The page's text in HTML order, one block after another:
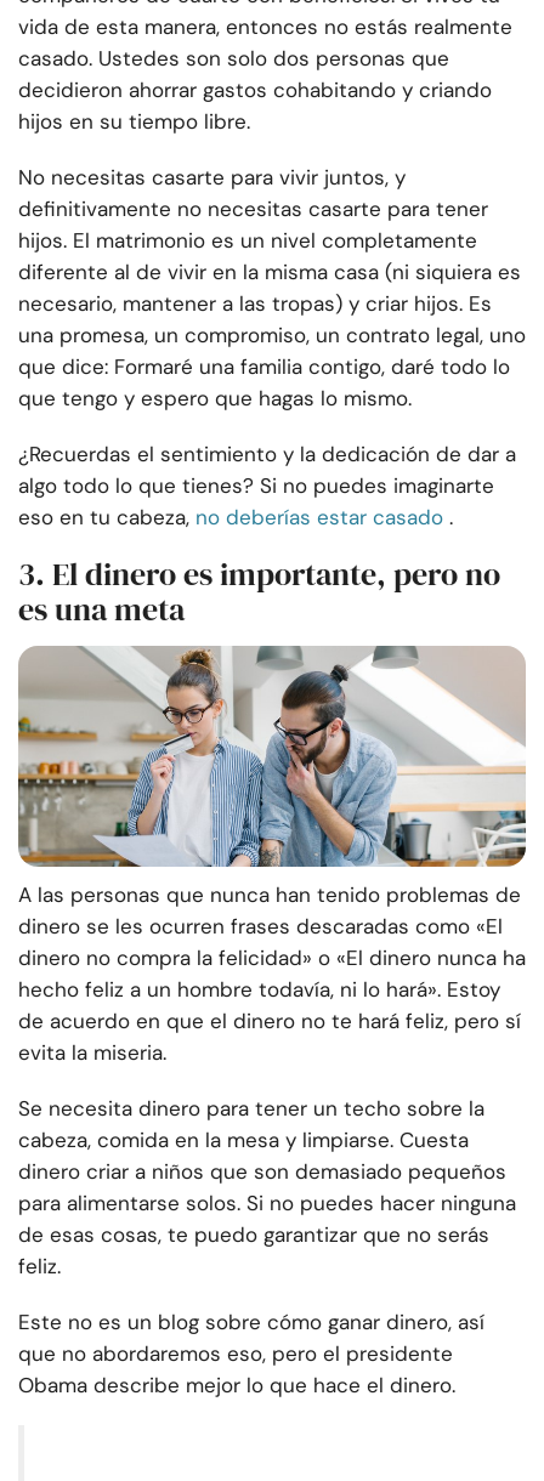
vida de esta manera, entonces no estás realmente
casado. Ustedes son solo dos personas que
decidieron ahorrar gastos cohabitando y criando
hijos en su tiempo libre.
No necesitas casarte para vivir juntos, y
definitivamente no necesitas casarte para tener
hijos. El matrimonio es un nivel completamente
diferente al de vivir en la misma casa (ni siquiera es
necesario, mantener a las tropas) y criar hijos. Es
una promesa, un compromiso, un contrato legal, uno
que dice: Formaré una familia contigo, daré todo lo
que tengo y espero que hagas lo mismo.
¿Recuerdas el sentimiento y la dedicación de dar a
algo todo lo que tienes? Si no puedes imaginarte
eso en tu cabeza, no deberías estar casado .
3. El dinero es importante, pero no
es una meta
A las personas que nunca han tenido problemas de
dinero se les ocurren frases descaradas como «El
dinero no compra la felicidad» o «El dinero nunca ha
hecho feliz a un hombre todavía, ni lo hará». Estoy
de acuerdo en que el dinero no te hará feliz, pero sí
evita la miseria.
Se necesita dinero para tener un techo sobre la
cabeza, comida en la mesa y limpiarse. Cuesta
dinero criar a niños que son demasiado pequeños
para alimentarse solos. Si no puedes hacer ninguna
de esas cosas, te puedo garantizar que no serás
feliz.
Este no es un blog sobre cómo ganar dinero, así
que no abordaremos eso, pero el presidente
Obama describe mejor lo que hace el dinero.